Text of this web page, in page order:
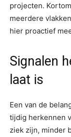
projecten.
meerdere
hier proactief
Signalen
laat is
Een van de
tijdig herkennen
ziek zijn, minder